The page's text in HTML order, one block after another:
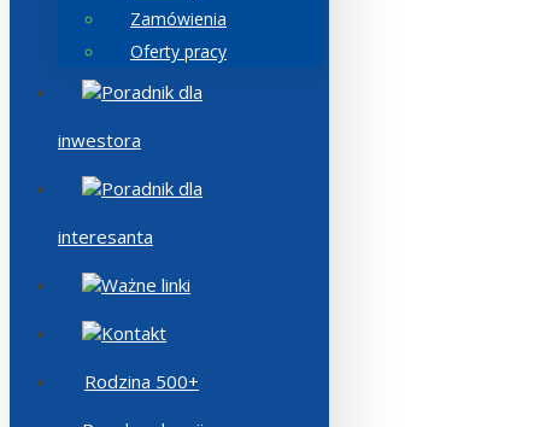
Zamówienia
Oferty pracy
Poradnik dla
inwestora
Poradnik dla
interesanta
Ważne linki
Kontakt
Rodzina 500+